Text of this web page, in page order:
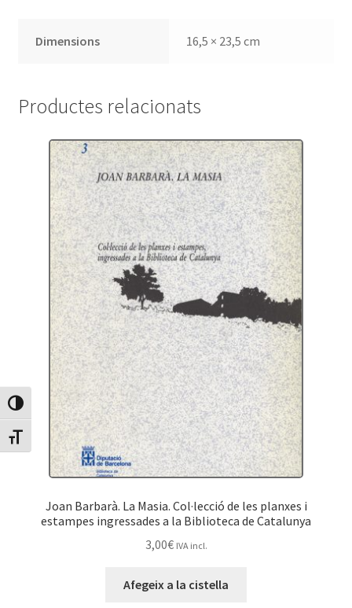
Canvia Alt Contrast
Canvia mida de lletra
Dimensions 16,5 × 23,5 cm
Productes relacionats
Joan Barbarà. La Masia. Col·lecció de les planxes i
estampes ingressades a la Biblioteca de Catalunya
3,00€ IVA incl.
Afegeix a la cistella